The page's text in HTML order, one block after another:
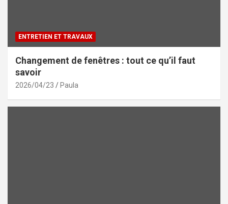
ENTRETIEN ET TRAVAUX
Changement de fenêtres : tout ce qu’il faut
savoir
2026/04/23 Paula